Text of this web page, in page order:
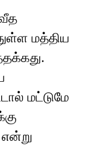
மத்திய
மட்டுமே